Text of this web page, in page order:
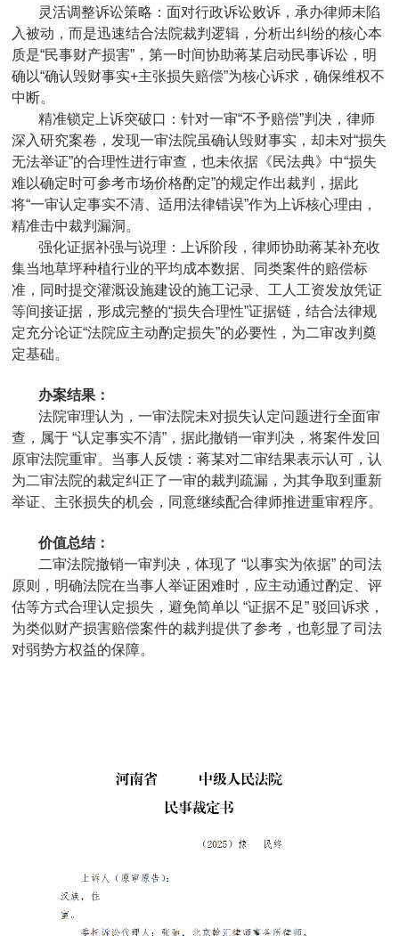
灵活调整诉讼策略：面对行政诉讼败诉，承办律师未陷
入被动，而是迅速结合法院裁判逻辑，分析出纠纷的核心本
质是“民事财产损害”，第一时间协助蒋某启动民事诉讼，明
确以“确认毁财事实+主张损失赔偿”为核心诉求，确保维权不
中断。
精准锁定上诉突破口：针对一审“不予赔偿”判决，律师
深入研究案卷，发现一审法院虽确认毁财事实，却未对“损失
无法举证”的合理性进行审查，也未依据《民法典》中“损失
难以确定时可参考市场价格酌定”的规定作出裁判，据此
将“一审认定事实不清、适用法律错误”作为上诉核心理由，
精准击中裁判漏洞。
强化证据补强与说理：上诉阶段，律师协助蒋某补充收
集当地草坪种植行业的平均成本数据、同类案件的赔偿标
准，同时提交灌溉设施建设的施工记录、工人工资发放凭证
等间接证据，形成完整的“损失合理性”证据链，结合法律规
定充分论证“法院应主动酌定损失”的必要性，为二审改判奠
定基础。
办案结果：
法院审理认为，一审法院未对损失认定问题进行全面审
查，属于 “认定事实不清”，据此撤销一审判决，将案件发回
原审法院重审。当事人反馈：蒋某对二审结果表示认可，认
为二审法院的裁定纠正了一审的裁判疏漏，为其争取到重新
举证、主张损失的机会，同意继续配合律师推进重审程序。
价值总结：
二审法院撤销一审判决，体现了 “以事实为依据” 的司法
原则，明确法院在当事人举证困难时，应主动通过酌定、评
估等方式合理认定损失，避免简单以 “证据不足” 驳回诉求，
为类似财产损害赔偿案件的裁判提供了参考，也彰显了司法
对弱势方权益的保障。